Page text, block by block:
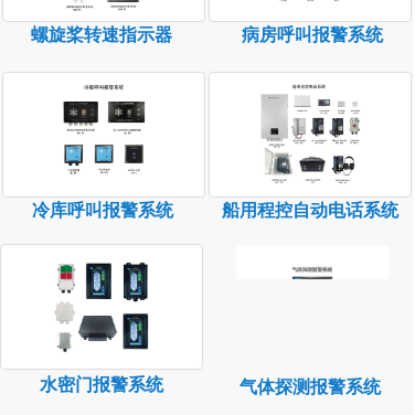
螺旋桨转速指示器 病房呼叫报警系统
冷库呼叫报警系统 船用程控自动电话系统
水密门报警系统 气体探测报警系统